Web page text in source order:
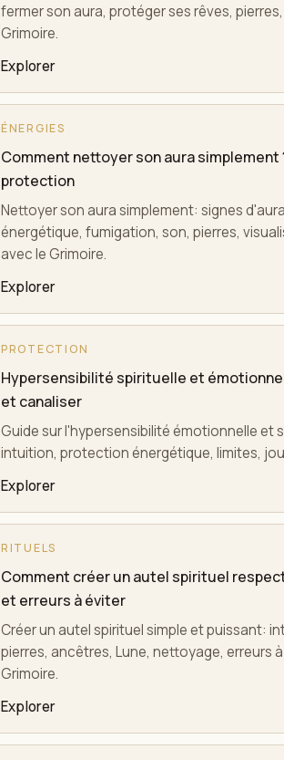
fermer son aura, protéger ses rêves,
Grimoire.
Explorer
ÉNERGIES
Comment nettoyer son aura
protection
Nettoyer son aura simplement: signes
énergétique, fumigation, son, pierres,
avec le Grimoire.
Explorer
PROTECTION
Hypersensibilité spirituelle et
et canaliser
Guide sur l'hypersensibilité émotionnelle et
intuition, protection énergétique, limites,
Explorer
RITUELS
Comment créer un autel spirituel
et erreurs à éviter
Créer un autel spirituel simple et puissant:
pierres, ancêtres, Lune, nettoyage, erreurs
Grimoire.
Explorer